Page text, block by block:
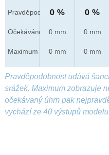
Pravděpod.
Očekáváno
Maximum
0 %
0 mm
0 mm
0 %
0 mm
0 mm
Pravděpodobnost udává
srážek. Maximum zobrazuje
očekávaný úhrn pak
vychází ze 40 výstupů